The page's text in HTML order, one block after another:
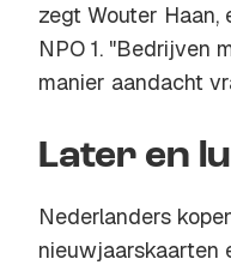
zegt Wouter Haan,
NPO 1. "Bedrijven
manier aandacht
Later en
Nederlanders
nieuwjaarskaarten